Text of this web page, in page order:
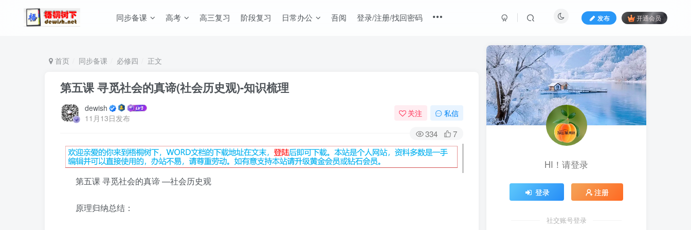
同步备课 高考 高三复习 阶段复习 日常办公 吾阅 登录/注册/找回密码 发布 开通会员
首页 同步备课 必修四 正文
第五课 寻觅社会的真谛(社会历史观)-知识梳理
dewish
11月13日发布
关注 私信
334 7
第五课 寻觅社会的真谛 —社会历史观
原理归纳总结：
HI！请登录
登录 注册
社交账号登录